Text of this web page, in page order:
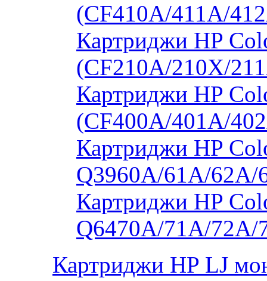
(CF410A/411A/
Картриджи HP
(CF210A/210X/
Картриджи HP
(CF400A/401A/
Картриджи HP
Q3960A/61A/
Картриджи HP
Q6470A/71A/
Картриджи HP LJ